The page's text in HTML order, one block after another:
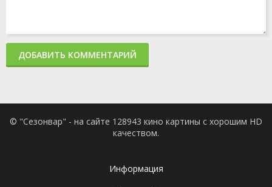
ДОБАВИТЬ КОММЕНТАРИЙ
© "Сезонвар" - на сайте 128943 кино картины с хорошим HD
качеством.
Информация